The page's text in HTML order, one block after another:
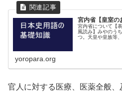
宮内省【皇室の
宮内省について【
風読み】みやのう
つ。天皇や皇族等
yoropara.org
官人に対する医療、医薬全般